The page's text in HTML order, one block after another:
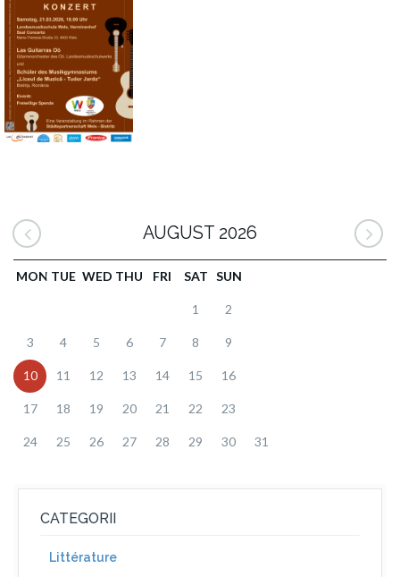
AUGUST 2026
MON TUE WED THU FRI SAT SUN
1 2
3 4 5 6 7 8 9
10 11 12 13 14 15 16
17 18 19 20 21 22 23
24 25 26 27 28 29 30 31
CATEGORII
Littérature